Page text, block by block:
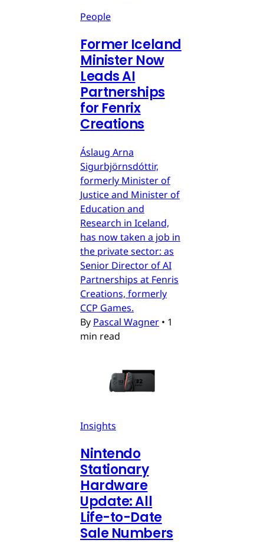
People
Former Iceland
Minister Now
Leads AI
Partnerships
for Fenrix
Creations
Áslaug Arna
Sigurbjörnsdóttir,
formerly Minister of
Justice and Minister of
Education and
Research in Iceland,
has now taken a job in
the private sector: as
Senior Director of AI
Partnerships at Fenris
Creations, formerly
CCP Games.
By Pascal Wagner • 1
min read
Insights
Nintendo
Stationary
Hardware
Update: All
Life-to-Date
Sale Numbers